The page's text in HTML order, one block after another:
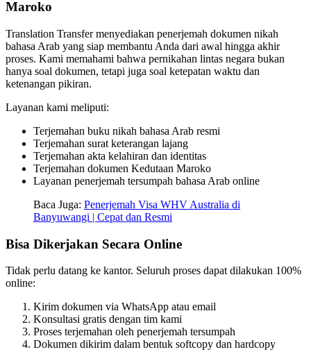
Maroko
Translation Transfer menyediakan penerjemah dokumen nikah
bahasa Arab yang siap membantu Anda dari awal hingga akhir
proses. Kami memahami bahwa pernikahan lintas negara bukan
hanya soal dokumen, tetapi juga soal ketepatan waktu dan
ketenangan pikiran.
Layanan kami meliputi:
Terjemahan buku nikah bahasa Arab resmi
Terjemahan surat keterangan lajang
Terjemahan akta kelahiran dan identitas
Terjemahan dokumen Kedutaan Maroko
Layanan penerjemah tersumpah bahasa Arab online
Baca Juga: Penerjemah Visa WHV Australia di
Banyuwangi | Cepat dan Resmi
Bisa Dikerjakan Secara Online
Tidak perlu datang ke kantor. Seluruh proses dapat dilakukan 100%
online:
Kirim dokumen via WhatsApp atau email
Konsultasi gratis dengan tim kami
Proses terjemahan oleh penerjemah tersumpah
Dokumen dikirim dalam bentuk softcopy dan hardcopy